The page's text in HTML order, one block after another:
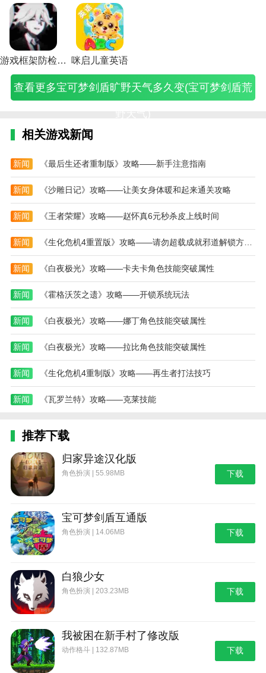
4.它可以显示全国的天气，让您的旅行更加方便。打开
手机就能轻松知道所有的天气信息。
相关建议
冷暖天气可以为用户提供最新的天气情况。用户可以在
网上找到他们的位置。您也可以在这里添加不同的城市
金昌天气这是一个非常有用的在线天气服务软件。有很
多不同的功能供用户使用，第一时间提供最新的天气情
况。用户可以在线查询不同城市的天气情况，信息真
实。
游戏框架防检测防封 咪启儿童英语
查看更多宝可梦剑盾旷野天气多久变(宝可梦剑盾荒
相关游戏新闻
新闻 《最后生还者重制版》攻略——新手注意指南
新闻 《沙雕日记》攻略——让美女身体暖和起来通关攻略
新闻 《王者荣耀》攻略——赵怀真6元秒杀皮上线时间
新闻 《生化危机4重置版》攻略——请勿超载成就邪道解锁方法-请勿超载成就如何快速解锁
新闻 《白夜极光》攻略——卡夫卡角色技能突破属性
新闻 《霍格沃茨之遗》攻略——开锁系统玩法
新闻 《白夜极光》攻略——娜丁角色技能突破属性
新闻 《白夜极光》攻略——拉比角色技能突破属性
新闻 《生化危机4重制版》攻略——再生者打法技巧
新闻 《瓦罗兰特》攻略——克莱技能
推荐下载
归家异途汉化版
角色扮演 | 55.98MB 下载
宝可梦剑盾互通版
角色扮演 | 14.06MB 下载
白狼少女
角色扮演 | 203.23MB 下载
我被困在新手村了修改版
动作格斗 | 132.87MB 下载